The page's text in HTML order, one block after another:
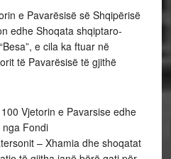
e Pavarësisë së Shqipërisë
edhe Shoqata shqiptaro-
e cila ka ftuar në
të Pavarësisë të gjithë
Vjetorin e Pavarsise edhe
nga Fondi
– Xhamia dhe shoqatat